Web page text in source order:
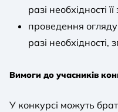
разі необхідності
проведення огляду
разі необхідності,
Вимоги до учасників
У конкурсі можуть